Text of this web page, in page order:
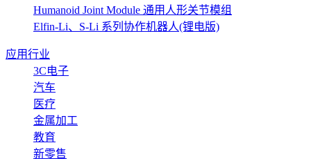
Humanoid Joint Module 通用人形关节模组
Elfin-Li、S-Li 系列协作机器人(锂电版)
应用行业
3C电子
汽车
医疗
金属加工
教育
新零售